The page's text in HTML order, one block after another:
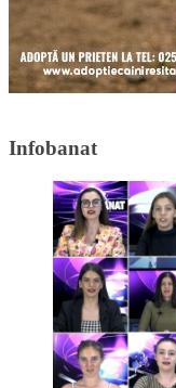
Infobanat